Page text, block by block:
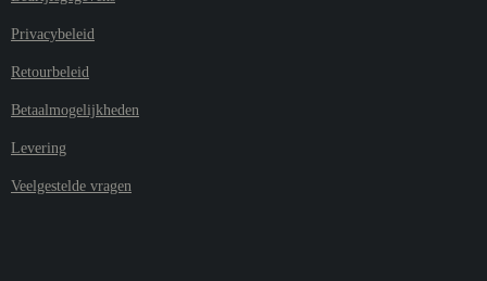
Privacybeleid
Retourbeleid
Betaalmogelijkheden
Levering
Veelgestelde vragen